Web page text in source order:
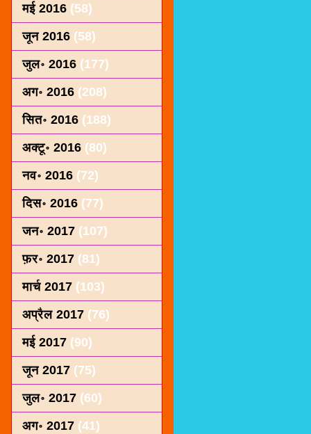
मई 2016 (58)
जून 2016 (58)
जुल॰ 2016 (177)
अग॰ 2016 (208)
सित॰ 2016 (188)
अक्टू॰ 2016 (80)
नव॰ 2016 (72)
दिस॰ 2016 (77)
जन॰ 2017 (107)
फ़र॰ 2017 (81)
मार्च 2017 (103)
अप्रैल 2017 (76)
मई 2017 (90)
जून 2017 (75)
जुल॰ 2017 (60)
अग॰ 2017 (41)